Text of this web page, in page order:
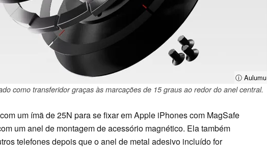
ⓘ Aulumu
como transferidor graças às marcações de 15 graus ao redor do anel central.
um ímã de 25N para se fixar em Apple iPhones com MagSafe
um anel de montagem de acessório magnético. Ela também
telefones depois que o anel de metal adesivo incluído for